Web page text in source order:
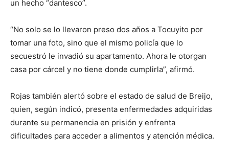
un hecho “dantesco”.
“No solo se lo llevaron preso dos años a Tocuyito por
tomar una foto, sino que el mismo policía que lo
secuestró le invadió su apartamento. Ahora le otorgan
casa por cárcel y no tiene donde cumplirla”, afirmó.
Rojas también alertó sobre el estado de salud de Breijo,
quien, según indicó, presenta enfermedades adquiridas
durante su permanencia en prisión y enfrenta
dificultades para acceder a alimentos y atención médica.